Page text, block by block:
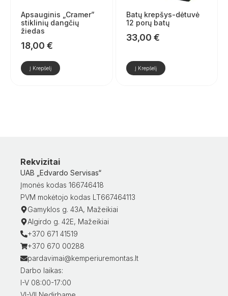
Apsauginis „Cramer”
stiklinių dangčių
žiedas
18,00 €
Į Krepšelį
Batų krepšys-dėtuvė
12 porų batų
33,00 €
Į Krepšelį
Rekvizitai
UAB „Edvardo Servisas“
Įmonės kodas 166746418
PVM mokėtojo kodas LT667464113
Gamyklos g. 43A, Mažeikiai
Algirdo g. 42E, Mažeikiai
+370 671 41519
+370 670 00288
pardavimai@kemperiuremontas.lt
Darbo laikas:
I-V 08:00-17:00